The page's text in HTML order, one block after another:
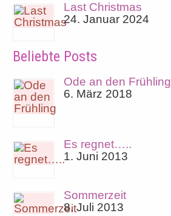
Last Christmas
24. Januar 2024
Beliebte Posts
Ode an den Frühling
6. März 2018
Es regnet…..
1. Juni 2013
Sommerzeit
8. Juli 2013